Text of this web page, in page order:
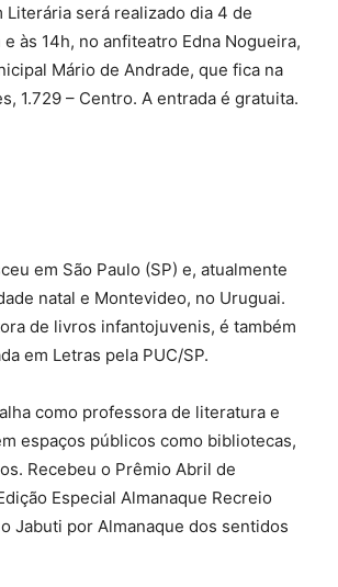
Literária será realizado dia 4 de
às 14h, no anfiteatro Edna Nogueira,
Mário de Andrade, que fica na
1.729 – Centro. A entrada é gratuita.
em São Paulo (SP) e, atualmente
natal e Montevideo, no Uruguai.
de livros infantojuvenis, é também
em Letras pela PUC/SP.
como professora de literatura e
espaços públicos como bibliotecas,
Recebeu o Prêmio Abril de
Especial Almanaque Recreio
Jabuti por Almanaque dos sentidos